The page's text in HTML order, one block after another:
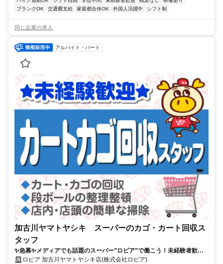
ブランクOK
交通費支給 家庭都合休OK 外国人活躍中 シフト制
同じ企業の求人
アルバイト・パート
加古川ヤマトヤシキ スーパーのカゴ・カート回収ス
タッフ
✨急募✨メディアでも話題のスーパー”ロピア”で働こう！未経験者歓
迎！ロピア 加古川ヤマトヤシキ店(株式会社ロピア)